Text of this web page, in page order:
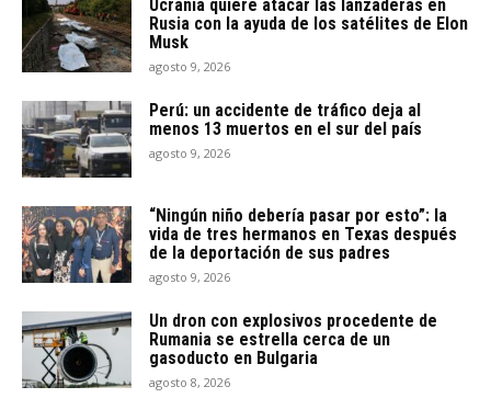
Ucrania quiere atacar las lanzaderas en
Rusia con la ayuda de los satélites de Elon
Musk
agosto 9, 2026
Perú: un accidente de tráfico deja al
menos 13 muertos en el sur del país
agosto 9, 2026
“Ningún niño debería pasar por esto”: la
vida de tres hermanos en Texas después
de la deportación de sus padres
agosto 9, 2026
Un dron con explosivos procedente de
Rumania se estrella cerca de un
gasoducto en Bulgaria
agosto 8, 2026